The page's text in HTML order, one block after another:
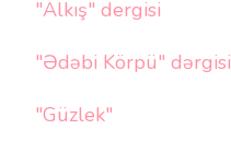
"Alkış" dergisi
"Ədəbi Körpü" dərgisi
"Güzlek"